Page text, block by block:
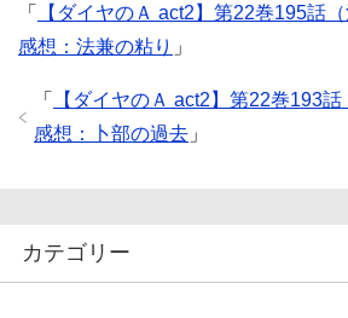
「
【ダイヤのＡ act2】第22巻195話
感想：法兼の粘り 」
「
【ダイヤのＡ act2】第22巻193
感想：卜部の過去 」
カテゴリー